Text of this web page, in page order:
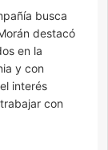
busca
destacó
en la
y con
interés
con